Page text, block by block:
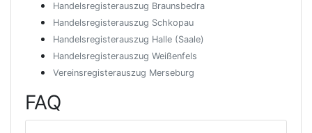
Handelsregisterauszug Braunsbedra
Handelsregisterauszug Schkopau
Handelsregisterauszug Halle (Saale)
Handelsregisterauszug Weißenfels
Vereinsregisterauszug Merseburg
FAQ